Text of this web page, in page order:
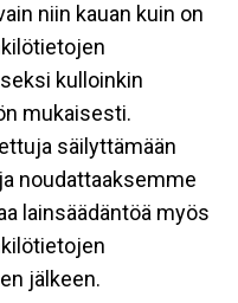
niin kauan kuin on
kulloinkin
mukaisesti.
säilyttämään
noudattaaksemme
lainsäädäntöä myös
jälkeen.